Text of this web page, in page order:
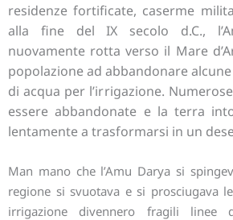
residenze fortificate, caserme
alla fine del IX secolo d.C.,
nuovamente rotta verso il Mare
popolazione ad abbandonare
di acqua per l’irrigazione.
essere abbandonate e la terra
lentamente a trasformarsi in un
Man mano che l’Amu Darya si
regione si svuotava e si prosciugava
irrigazione divennero fragili